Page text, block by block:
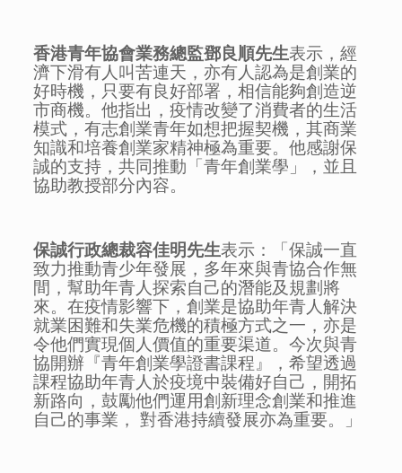
香港青年協會業務總監鄧良順先生表示，經
濟下滑有人叫苦連天，亦有人認為是創業的
好時機，只要有良好部署，相信能夠創造逆
市商機。他指出，疫情改變了消費者的生活
模式，有志創業青年如想把握契機，其商業
知識和培養創業家精神極為重要。他感謝保
誠的支持，共同推動「青年創業學」，並且
協助教授部分內容。
保誠行政總裁容佳明先生表示：「保誠一直
致力推動青少年發展，多年來與青協合作無
間，幫助年青人探索自己的潛能及規劃將
來。在疫情影響下，創業是協助年青人解決
就業困難和失業危機的積極方式之一，亦是
令他們實現個人價值的重要渠道。今次與青
協開辦『青年創業學證書課程』，希望透過
課程協助年青人於疫境中裝備好自己，開拓
新路向，鼓勵他們運用創新理念創業和推進
自己的事業， 對香港持續發展亦為重要。」